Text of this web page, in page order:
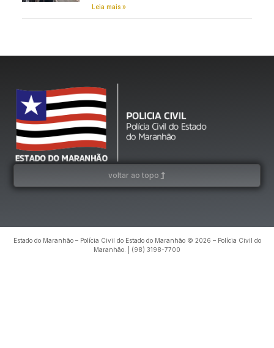
Leia mais »
voltar ao topo
Estado do Maranhão – Polícia Civil do Estado do Maranhão © 2026 – Polícia Civil do
Maranhão. | (98) 3198-7700